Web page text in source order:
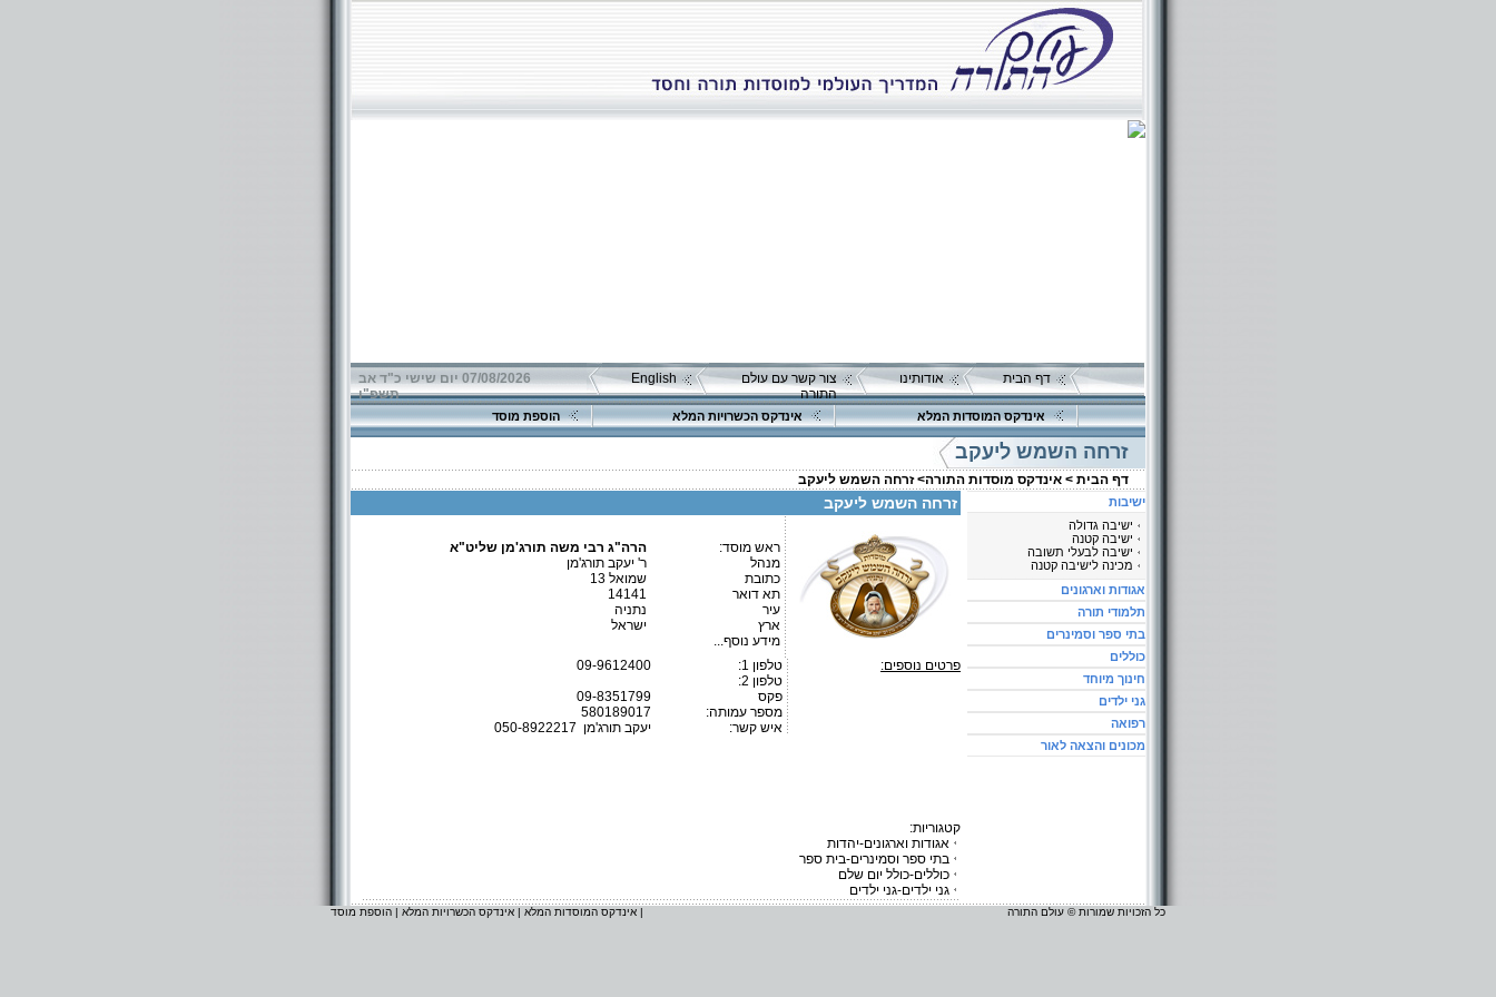
דף הבית אודותינו
צור קשר עם עולם
התורה
English
07/08/2026 יום שישי כ"ד אב
תשפ"ו
אינדקס המוסדות המלא אינדקס הכשרויות המלא הוספת מוסד
זרחה השמש ליעקב
דף הבית > אינדקס מוסדות התורה> זרחה השמש ליעקב
זרחה השמש ליעקב
ראש מוסד:
הרה"ג רבי משה תורג'מן שליט"א
מנהל
ר' יעקב תורג'מן
כתובת
שמואל 13
תא דואר
14141
עיר
נתניה
ארץ
ישראל
מידע נוסף...
פרטים נוספים:
טלפון 1:
טלפון 2:
פקס
מספר עמותה:
איש קשר:
09-9612400
09-8351799
580189017
יעקב תורג'מן 050-8922217
קטגוריות:
אגודות וארגונים-יהדות
בתי ספר וסמינרים-בית ספר
כוללים-כולל יום שלם
גני ילדים-גני ילדים
ישיבות
ישיבה גדולה
ישיבה קטנה
ישיבה לבעלי תשובה
מכינה לישיבה קטנה
אגודות וארגונים
תלמודי תורה
בתי ספר וסמינרים
כוללים
חינוך מיוחד
גני ילדים
רפואה
מכונים והצאה לאור
כל הזכויות שמורות © עולם התורה אינדקס המוסדות המלא | אינדקס הכשרויות המלא | הוספת מוסד |